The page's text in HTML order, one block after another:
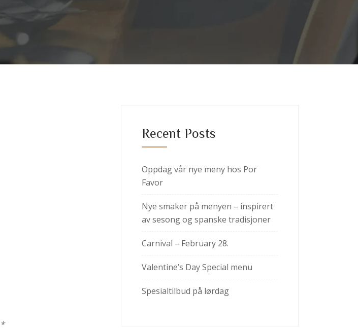
*
Recent Posts
Oppdag vår nye meny hos Por
Favor
Nye smaker på menyen – inspirert
av sesong og spanske tradisjoner
Carnival – February 28.
Valentine’s Day Special menu
Spesialtilbud på lørdag